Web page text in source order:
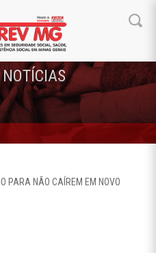
PARA NÃO CAÍREM EM NOVO